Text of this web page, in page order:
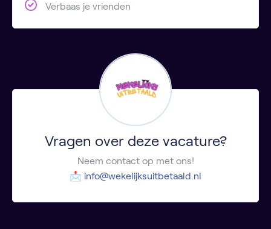
Verbaas je vrienden
Vragen over deze vacature?
Neem contact op met ons!
📩 info@wekelijksuitbetaald.nl